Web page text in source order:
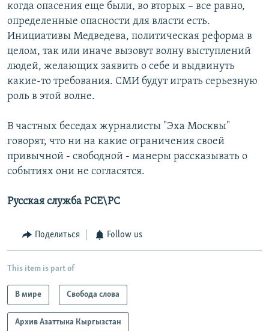
когда опасения еще были, во вторых – все равно,
определенные опасности для власти есть.
Инициативы Медведева, политическая реформа в
целом, так или иначе вызовут волну выступлений
людей, желающих заявить о себе и выдвинуть
какие-то требования. СМИ будут играть серьезную
роль в этой волне.
В частных беседах журналисты "Эха Москвы"
говорят, что ни на какие ограничения своей
привычной - свободной - манеры рассказывать о
событиях они не согласятся.
Русская служба РСЕ\РС
Поделиться Follow us
This item is part of
В мире Свобода слова
Архив Азаттыка Кыргызстан